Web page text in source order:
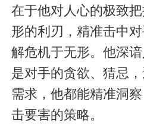
在于他对人心的极致
形的利刃，精准击中
解危机于无形。他深
是对手的贪欲、猜忌，
需求，他都能精准洞
击要害的策略。